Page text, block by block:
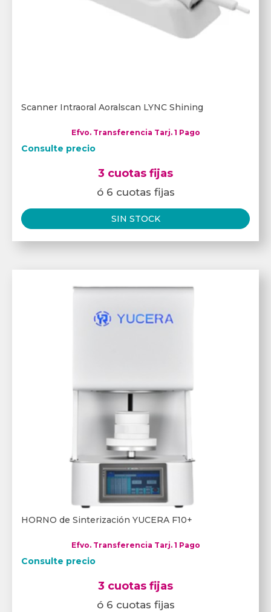
Scanner Intraoral Aoralscan LYNC Shining
Efvo. Transferencia Tarj. 1 Pago
Consulte precio
3 cuotas fijas
ó 6 cuotas fijas
SIN STOCK
HORNO de Sinterización YUCERA F10+
Efvo. Transferencia Tarj. 1 Pago
Consulte precio
3 cuotas fijas
ó 6 cuotas fijas